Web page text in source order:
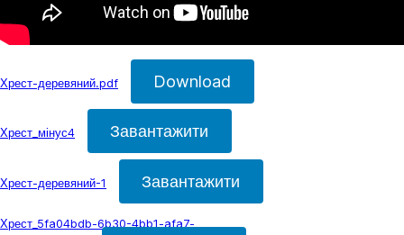
Хрест-деревяний.pdf Download
Хрест_мінус4 Завантажити
Хрест-деревяний-1 Завантажити
Хрест_5fa04bdb-6b30-4bb1-afa7-